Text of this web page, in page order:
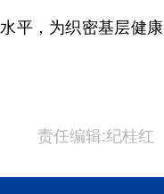
平，为织密基层健康
责任编辑:纪桂红